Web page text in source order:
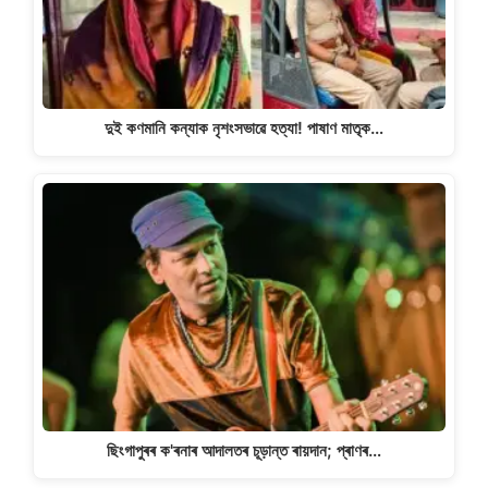
দুই কণমানি কন্যাক নৃশংসভাৱে হত্যা! পাষাণ মাতৃক…
ছিংগাপুৰৰ ক'ৰনাৰ আদালতৰ চূড়ান্ত ৰায়দান; প্ৰাণৰ…